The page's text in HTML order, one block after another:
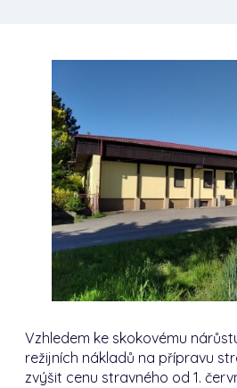
Vzhledem ke skokovému
režijních nákladů na přípravu
zvýšit cenu stravného od 1.